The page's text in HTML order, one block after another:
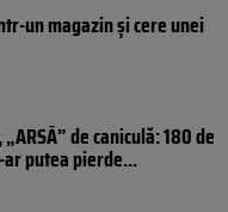
un magazin și cere unei
de caniculă: 180 de
putea pierde...